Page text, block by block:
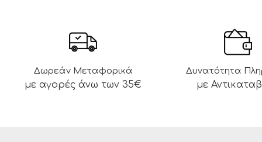
Δωρεάν Μεταφορικά
με αγορές άνω των 35€
Δυνατότητα
με